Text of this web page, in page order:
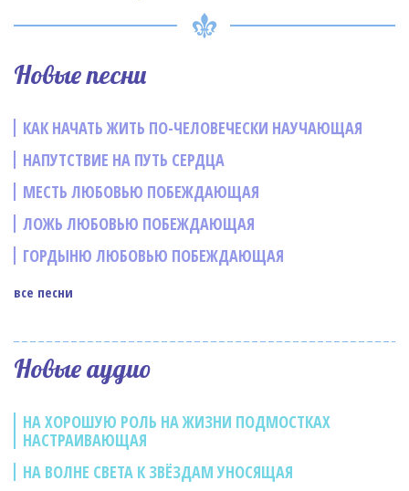
Новые песни
КАК НАЧАТЬ ЖИТЬ ПО-ЧЕЛОВЕЧЕСКИ НАУЧАЮЩАЯ
НАПУТСТВИЕ НА ПУТЬ СЕРДЦА
МЕСТЬ ЛЮБОВЬЮ ПОБЕЖДАЮЩАЯ
ЛОЖЬ ЛЮБОВЬЮ ПОБЕЖДАЮЩАЯ
ГОРДЫНЮ ЛЮБОВЬЮ ПОБЕЖДАЮЩАЯ
все песни
Новые аудио
НА ХОРОШУЮ РОЛЬ НА ЖИЗНИ ПОДМОСТКАХ
НАСТРАИВАЮЩАЯ
НА ВОЛНЕ СВЕТА К ЗВЁЗДАМ УНОСЯЩАЯ